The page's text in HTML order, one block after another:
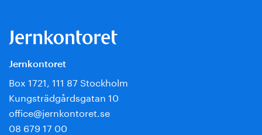
Jernkontoret
Box 1721, 111 87 Stockholm
Kungsträdgårdsgatan 10
office@jernkontoret.se
08 679 17 00